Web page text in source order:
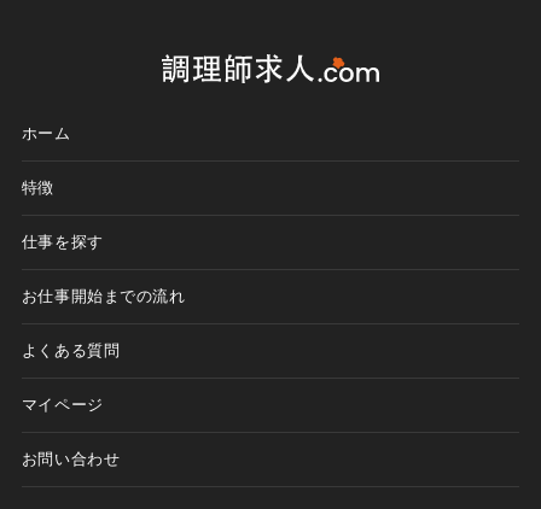
ホーム
特徴
仕事を探す
お仕事開始までの流れ
よくある質問
マイページ
お問い合わせ